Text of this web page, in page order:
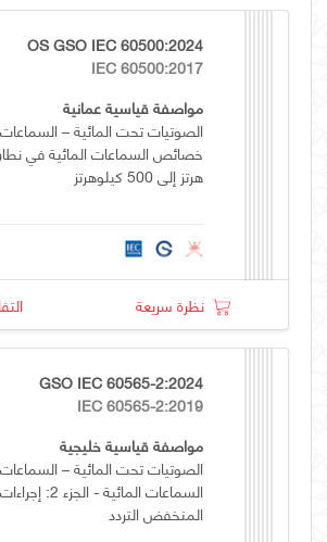
OS GSO IEC 60500:2024
IEC 60500:2017
مواصفة قياسية عمانية
الصوتيات تحت المائية – السماعات
هرتز إلى 500 كيلوهرتز
نظرة سريعة
GSO IEC 60565-2:2024
IEC 60565-2:2019
مواصفة قياسية خليجية
الصوتيات تحت المائية – السماعات
السماعات
المنخفض التردد